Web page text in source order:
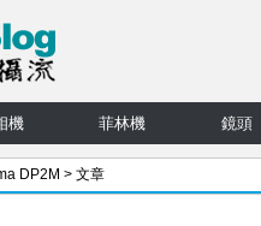
機 菲林機 鏡頭
DP2M > 文章